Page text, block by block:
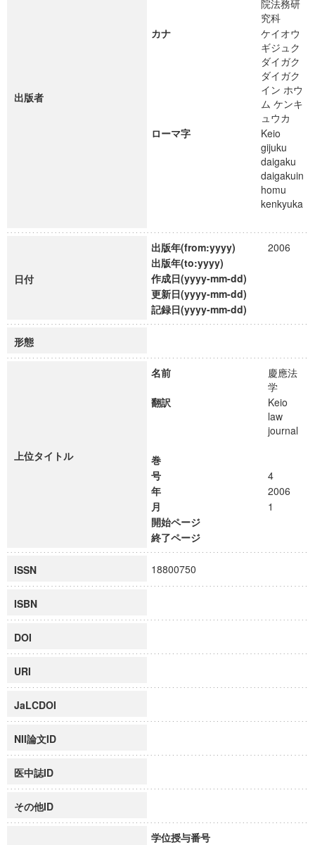
出版者
院法務研
究科
カナ
ケイオウ
ギジュク
ダイガク
ダイガク
イン ホウ
ム ケンキ
ュウカ
ローマ字
Keio
gijuku
daigaku
daigakuin
homu
kenkyuka
日付
出版年(from:yyyy)
2006
出版年(to:yyyy)
作成日(yyyy-mm-dd)
更新日(yyyy-mm-dd)
記録日(yyyy-mm-dd)
形態
上位タイトル
名前
慶應法
学
翻訳
Keio
law
journal
巻
号
4
年
2006
月
1
開始ページ
終了ページ
ISSN 18800750
ISBN
DOI
URI
JaLCDOI
NII論文ID
医中誌ID
その他ID
学位授与番号